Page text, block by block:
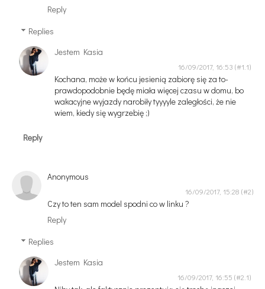
Reply
Replies
Jestem Kasia
16/09/2017, 16:53
Kochana, może w końcu jesienią zabiorę się za to-
prawdopodobnie będę miała więcej czasu w domu, bo
wakacyjne wyjazdy narobiły tyyyyle zaległości, że nie
wiem, kiedy się wygrzebię ;)
Reply
Anonymous
16/09/2017, 15:28
Czy to ten sam model spodni co w linku ?
Reply
Replies
Jestem Kasia
16/09/2017, 16:55